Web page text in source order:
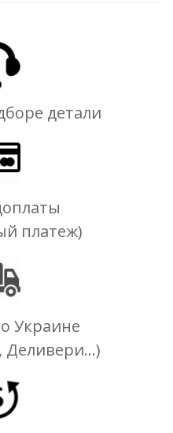
детали
платеж)
Украине
Деливери...)